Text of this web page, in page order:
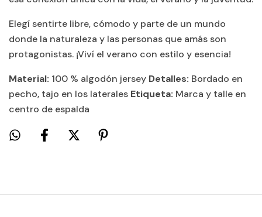
Elegí sentirte libre, cómodo y parte de un mundo
donde la naturaleza y las personas que amás son
protagonistas. ¡Viví el verano con estilo y esencia!
Material: 100 % algodón jersey Detalles: Bordado en
pecho, tajo en los laterales Etiqueta: Marca y talle en
centro de espalda